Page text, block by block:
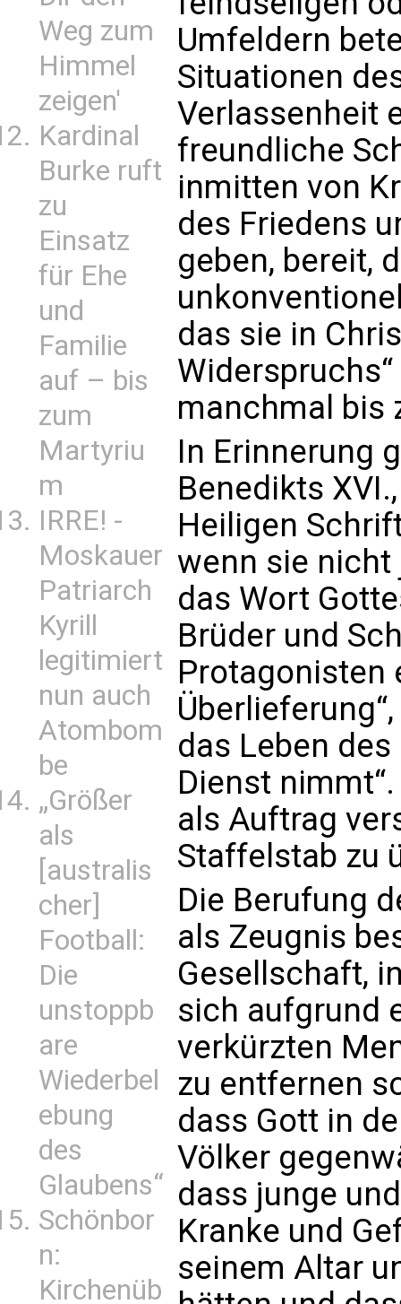
Weg zum
Himmel
zeigen'
Kardinal
Burke ruft
zu
Einsatz
für Ehe
und
Familie
auf – bis
zum
Martyriu
m
IRRE! -
Moskauer
Patriarch
Kyrill
legitimiert
nun auch
Atombom
be
„Größer
als
[australis
cher]
Football:
Die
unstoppb
are
Wiederbel
ebung
des
Glaubens“
Schönbor
n:
Kirchenüb
Umfeldern
Situationen
Verlassenheit
freundliche
inmitten von
des Friedens
geben, bereit,
das sie in
manchmal bis
In Erinnerung
Benedikts
Heiligen
wenn sie nicht
das Wort
Brüder und
Protagonisten
das Leben
Dienst
als Auftrag
Staffelstab zu
Die Berufung
als Zeugnis
Gesellschaft,
sich aufgrund
verkürzten
zu entfernen
dass Gott in
Völker
dass junge
Kranke und
seinem Altar